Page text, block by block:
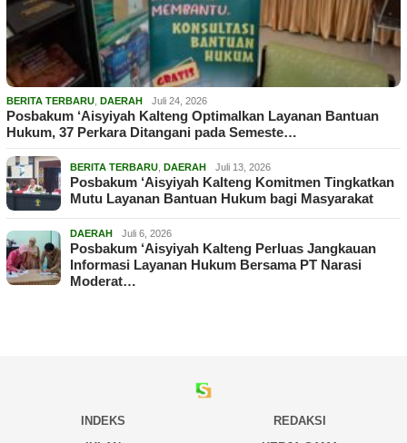
BERITA TERBARU DAERAH Juli 24, 2026
Posbakum ‘Aisyiyah Kalteng Optimalkan Layanan Bantuan
Hukum, 37 Perkara Ditangani pada Semeste…
BERITA TERBARU DAERAH Juli 13, 2026
Posbakum ‘Aisyiyah Kalteng Komitmen Tingkatkan
Mutu Layanan Bantuan Hukum bagi Masyarakat
DAERAH Juli 6, 2026
Posbakum ‘Aisyiyah Kalteng Perluas Jangkauan
Informasi Layanan Hukum Bersama PT Narasi
Moderat…
INDEKS
REDAKSI